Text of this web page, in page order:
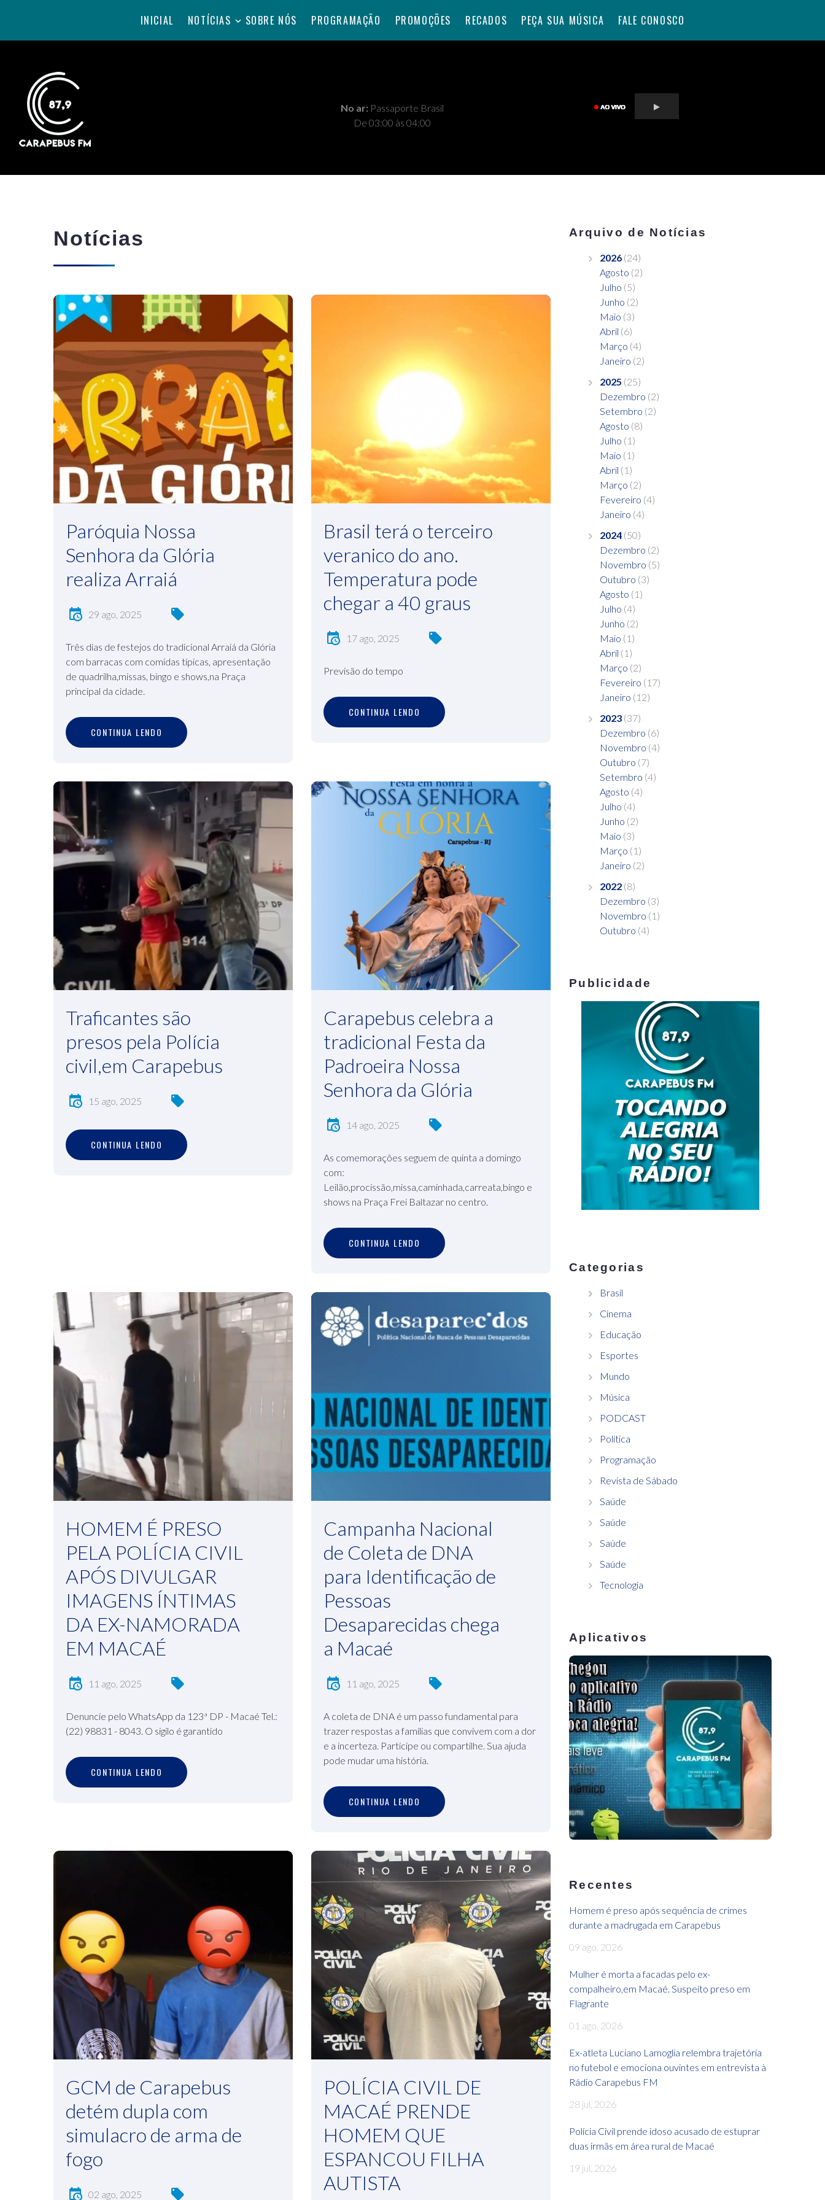
INICIAL NOTÍCIAS SOBRE NÓS PROGRAMAÇÃO PROMOÇÕES RECADOS PEÇA SUA MÚSICA FALE CONOSCO
No ar: Passaporte Brasil
De 03:00 às 04:00
Notícias
Paróquia Nossa
Senhora da Glória
realiza Arraiá
29 ago, 2025
Três dias de festejos do tradicional Arraiá da Glória
com barracas com comidas típicas, apresentação
de quadrilha,missas, bingo e shows,na Praça
principal da cidade.
CONTINUA LENDO
Brasil terá o terceiro
veranico do ano.
Temperatura pode
chegar a 40 graus
17 ago, 2025
Previsão do tempo
CONTINUA LENDO
Traficantes são
presos pela Polícia
civil,em Carapebus
15 ago, 2025
CONTINUA LENDO
Carapebus celebra a
tradicional Festa da
Padroeira Nossa
Senhora da Glória
14 ago, 2025
As comemorações seguem de quinta a domingo
com:
Leilão,procissão,missa,caminhada,carreata,bingo e
shows na Praça Frei Baltazar no centro.
CONTINUA LENDO
HOMEM É PRESO
PELA POLÍCIA CIVIL
APÓS DIVULGAR
IMAGENS ÍNTIMAS
DA EX-NAMORADA
EM MACAÉ
11 ago, 2025
Denuncie pelo WhatsApp da 123ª DP - Macaé Tel.:
(22) 98831 - 8043. O sigilo é garantido
CONTINUA LENDO
Campanha Nacional
de Coleta de DNA
para Identificação de
Pessoas
Desaparecidas chega
a Macaé
11 ago, 2025
A coleta de DNA é um passo fundamental para
trazer respostas a famílias que convivem com a dor
e a incerteza. Participe ou compartilhe. Sua ajuda
pode mudar uma história.
CONTINUA LENDO
GCM de Carapebus
detém dupla com
simulacro de arma de
fogo
02 ago, 2025
POLÍCIA CIVIL DE
MACAÉ PRENDE
HOMEM QUE
ESPANCOU FILHA
AUTISTA
Arquivo de Notícias
2026 (24)
Agosto (2)
Julho (5)
Junho (2)
Maio (3)
Abril (6)
Março (4)
Janeiro (2)
2025 (25)
Dezembro (2)
Setembro (2)
Agosto (8)
Julho (1)
Maio (1)
Abril (1)
Março (2)
Fevereiro (4)
Janeiro (4)
2024 (50)
Dezembro (2)
Novembro (5)
Outubro (3)
Agosto (1)
Julho (4)
Junho (2)
Maio (1)
Abril (1)
Março (2)
Fevereiro (17)
Janeiro (12)
2023 (37)
Dezembro (6)
Novembro (4)
Outubro (7)
Setembro (4)
Agosto (4)
Julho (4)
Junho (2)
Maio (3)
Março (1)
Janeiro (2)
2022 (8)
Dezembro (3)
Novembro (1)
Outubro (4)
Publicidade
Categorias
Brasil
Cinema
Educação
Esportes
Mundo
Música
PODCAST
Política
Programação
Revista de Sábado
Saúde
Saúde
Saúde
Saúde
Tecnologia
Aplicativos
Recentes
Homem é preso após sequência de crimes
durante a madrugada em Carapebus
09 ago, 2026
Mulher é morta a facadas pelo ex-
compalheiro,em Macaé. Suspeito preso em
Flagrante
01 ago, 2026
Ex-atleta Luciano Lamoglia relembra trajetória
no futebol e emociona ouvintes em entrevista à
Rádio Carapebus FM
28 jul, 2026
Polícia Civil prende idoso acusado de estuprar
duas irmãs em área rural de Macaé
19 jul, 2026